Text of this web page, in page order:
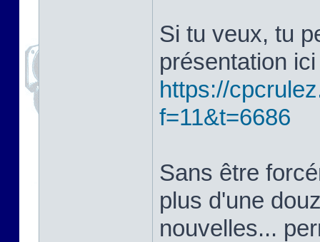
Si tu veux, tu
présentation
https://
f=11&t=6686
Sans être
plus d'une
nouvelles...